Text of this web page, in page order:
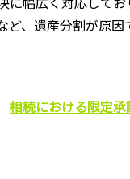
、遺産分割が原
相続における限定